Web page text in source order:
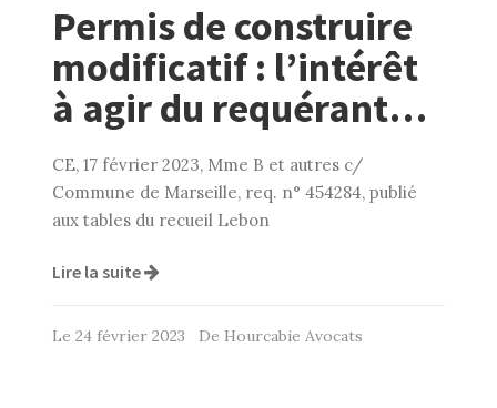
Permis de construire
modificatif : l’intérêt
à agir du requérant…
CE, 17 février 2023, Mme B et autres c/
Commune de Marseille, req. n° 454284, publié
aux tables du recueil Lebon
Lire la suite
Le 24 février 2023 De Hourcabie Avocats